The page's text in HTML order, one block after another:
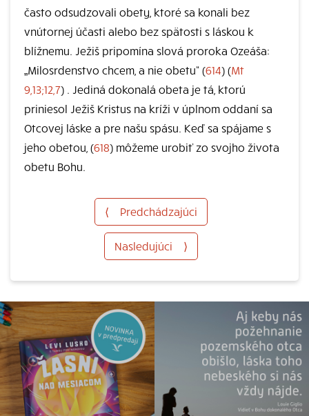
často odsudzovali obety, ktoré sa konali bez
vnútornej účasti alebo bez spätosti s láskou k
blížnemu. Ježiš pripomína slová proroka Ozeáša:
„Milosrdenstvo chcem, a nie obetu“ (614) (Mt
9,13;12,7) . Jediná dokonalá obeta je tá, ktorú
priniesol Ježiš Kristus na kríži v úplnom oddaní sa
Otcovej láske a pre našu spásu. Keď sa spájame s
jeho obetou, (618) môžeme urobiť zo svojho života
obetu Bohu.
⟨ Predchádzajúci
Nasledujúci ⟩